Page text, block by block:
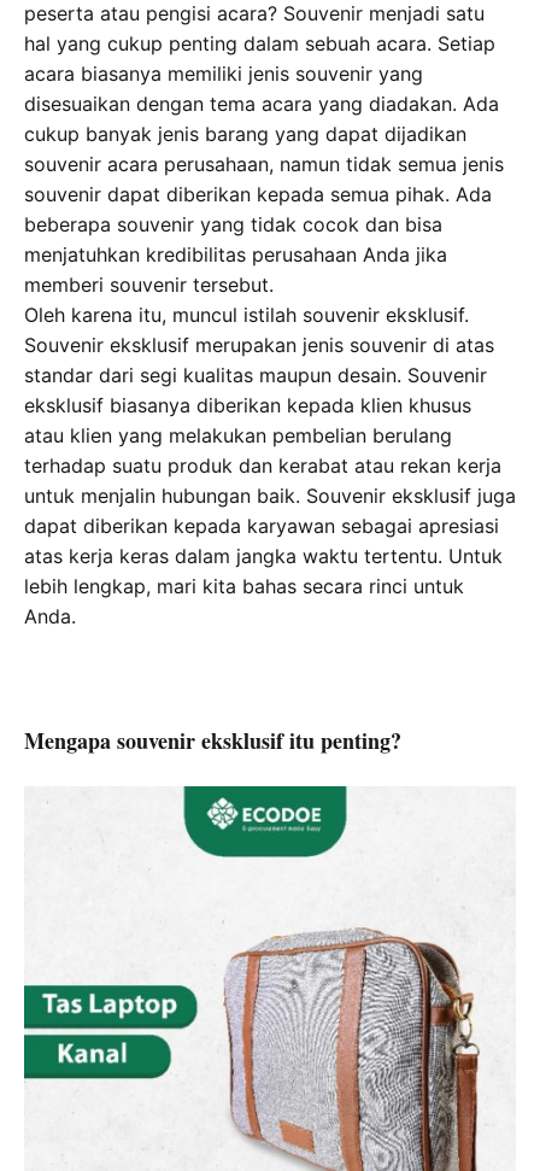
peserta atau pengisi acara? Souvenir menjadi satu
hal yang cukup penting dalam sebuah acara. Setiap
acara biasanya memiliki jenis souvenir yang
disesuaikan dengan tema acara yang diadakan. Ada
cukup banyak jenis barang yang dapat dijadikan
souvenir acara perusahaan, namun tidak semua jenis
souvenir dapat diberikan kepada semua pihak. Ada
beberapa souvenir yang tidak cocok dan bisa
menjatuhkan kredibilitas perusahaan Anda jika
memberi souvenir tersebut.
Oleh karena itu, muncul istilah souvenir eksklusif.
Souvenir eksklusif merupakan jenis souvenir di atas
standar dari segi kualitas maupun desain. Souvenir
eksklusif biasanya diberikan kepada klien khusus
atau klien yang melakukan pembelian berulang
terhadap suatu produk dan kerabat atau rekan kerja
untuk menjalin hubungan baik. Souvenir eksklusif juga
dapat diberikan kepada karyawan sebagai apresiasi
atas kerja keras dalam jangka waktu tertentu. Untuk
lebih lengkap, mari kita bahas secara rinci untuk
Anda.
Mengapa souvenir eksklusif itu penting?